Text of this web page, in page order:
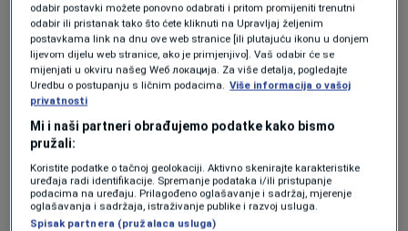
jednostavnim riječima objasnioNASA-in Space
Place.
Ta razlika nije greška, već samo dva načina
mjerenja kretanja. Zemlja se okreće dok se
istovremeno kreće i oko Sunca, tako da se
planeta mora još malo rotirati da bi se Sunce
ponovo pojavilo na istom mjestu na nebu.
odabir postavki možete ponovno odabrati i pritom promijeniti trenutni
odabir ili pristanak tako što ćete kliknuti na Upravljaj željenim
postavkama link na dnu ove web stranice [ili plutajuću ikonu u donjem
lijevom dijelu web stranice, ako je primjenjivo]. Vaš odabir će se
mijenjati u okviru našeg Wеб локација. Za više detalja, pogledajte
Uredbu o postupanju s ličnim podacima. Više informacija o vašoj
privatnosti
Mi i naši partneri obrađujemo podatke kako bismo
pružali:
Koristite podatke o tačnoj geolokaciji. Aktivno skenirajte karakteristike
uređaja radi identifikacije. Spremanje podataka i/ili pristupanje
podacima na uređaju. Prilagođeno oglašavanje i sadržaj, mjerenje
oglašavanja i sadržaja, istraživanje publike i razvoj usluga.
Spisak partnera (pružalaca usluga)